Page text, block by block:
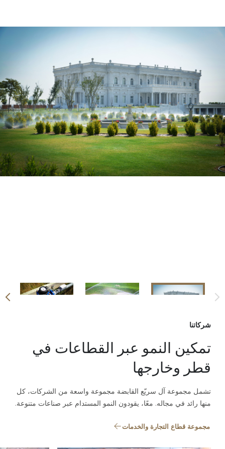
شركاتنا
تمكين النمو عبر القطاعات في
قطر وخارجها
تشمل مجموعة آل سريّع القابضة مجموعة واسعة من الشركات، كل
منها رائد في مجاله. معًا، يقودون النمو المستدام عبر صناعات متنوعة.
مجموعة قطاع التجارة والخدمات